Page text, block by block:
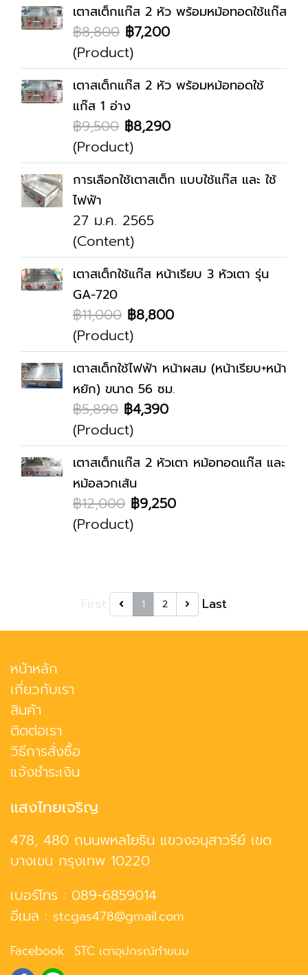
เตาสเต็กแก๊ส 2 หัว พร้อมหม้อทอดใช้แก๊ส
฿8,800 ฿7,200
(Product)
เตาสเต็กแก๊ส 2 หัว พร้อมหม้อทอดใช้
แก๊ส 1 อ่าง
฿9,500 ฿8,290
(Product)
การเลือกใช้เตาสเต็ก แบบใช้แก๊ส และ ใช้
ไฟฟ้า
27 ม.ค. 2565
(Content)
เตาสเต็กใช้แก๊ส หน้าเรียบ 3 หัวเตา รุ่น
GA-720
฿11,000 ฿8,800
(Product)
เตาสเต็กใช้ไฟฟ้า หน้าผสม (หน้าเรียบ+หน้า
หยัก) ขนาด 56 ซม.
฿5,890 ฿4,390
(Product)
เตาสเต็กแก๊ส 2 หัวเตา หม้อทอดแก๊ส และ
หม้อลวกเส้น
฿12,000 ฿9,250
(Product)
1 2 Last
หน้าหลัก
เกี่ยวกับเรา
สินค้า
ติดต่อเรา
วิธีการสั่งซื้อ
แจ้งชำระเงิน
แสงไทยเจริญ
478, 480 ถนนพหลโยธิน แขวงอนุสาวรีย์ เขต
บางเขน กรุงเทพ 10220
เบอร์โทร : 089-6859014
อีเมล : stcgas478@gmail.com
Facebook : STC เตาอุปกรณ์ทำขนม